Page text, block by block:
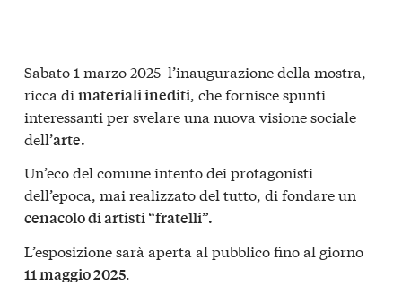
Sabato 1 marzo 2025 l’inaugurazione della mostra,
ricca di materiali inediti, che fornisce spunti
interessanti per svelare una nuova visione sociale
dell’arte.
Un’eco del comune intento dei protagonisti
dell’epoca, mai realizzato del tutto, di fondare un
cenacolo di artisti “fratelli”.
L’esposizione sarà aperta al pubblico fino al giorno
11 maggio 2025.